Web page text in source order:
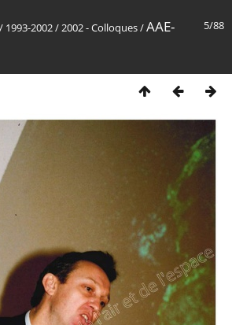
5/88
/ 1993-2002/2002 - Colloques/AAE-